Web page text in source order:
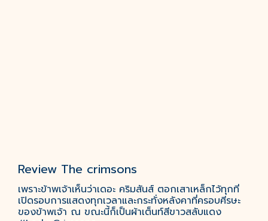
Review The crimsons
เพราะข้าพเจ้าเห็นว่าเดอะ คริมสันส์ ตอกเสาเหล็กไว้ทุกที่
เปิดรอบการแสดงทุกเวลาและกระทั่งหลังคาที่ครอบศีรษะ
ของข้าพเจ้า ณ ขณะนี้ก็เป็นผ้าเต็นท์สีขาวสลับแดง